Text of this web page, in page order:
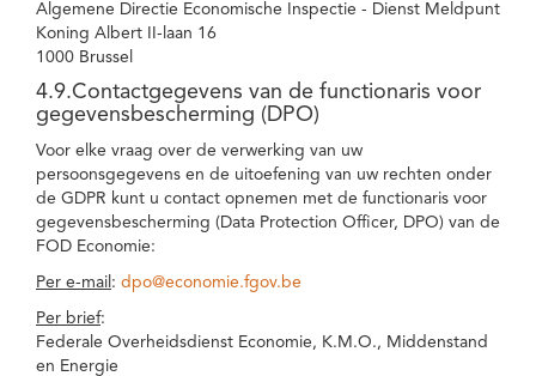
Algemene Directie Economische Inspectie - Dienst Meldpunt
Koning Albert II-laan 16
1000 Brussel
4.9.Contactgegevens van de functionaris voor
gegevensbescherming (DPO)
Voor elke vraag over de verwerking van uw
persoonsgegevens en de uitoefening van uw rechten onder
de GDPR kunt u contact opnemen met de functionaris voor
gegevensbescherming (Data Protection Officer, DPO) van de
FOD Economie:
Per e-mail : dpo@economie.fgov.be
Per brief:
Federale Overheidsdienst Economie, K.M.O., Middenstand
en Energie